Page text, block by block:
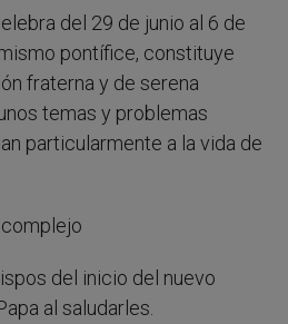
del 29 de junio al 6 de
pontífice, constituye
fraterna y de serena
temas y problemas
particularmente a la vida de
del inicio del nuevo
al saludarles.